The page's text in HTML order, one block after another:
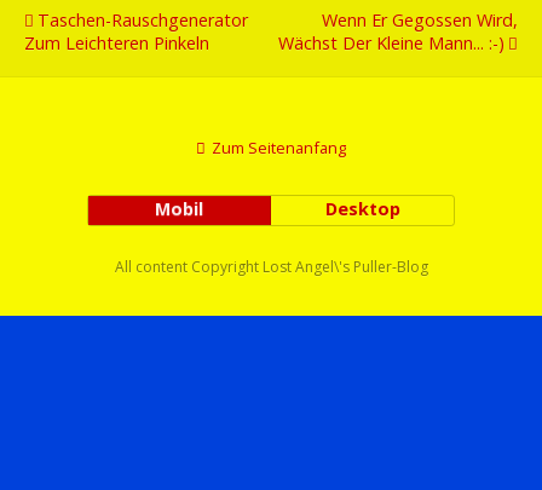
Taschen-Rauschgenerator
Zum Leichteren Pinkeln
Wenn Er Gegossen Wird,
Wächst Der Kleine Mann... :-)
Zum Seitenanfang
Mobil Desktop
All content Copyright Lost Angel\'s Puller-Blog